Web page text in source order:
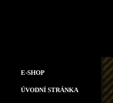
E-SHOP
ÚVODNÍ STRÁNKA